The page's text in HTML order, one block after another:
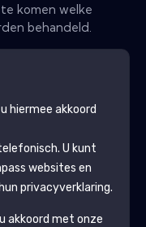
komen welke
behandeld.
hiermee akkoord
U kunt
websites en
privacyverklaring.
akkoord met onze